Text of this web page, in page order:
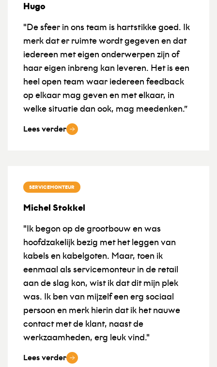
Hugo
"De sfeer in ons team is hartstikke goed. Ik
merk dat er ruimte wordt gegeven en dat
iedereen met eigen onderwerpen zijn of
haar eigen inbreng kan leveren. Het is een
heel open team waar iedereen feedback
op elkaar mag geven en met elkaar, in
welke situatie dan ook, mag meedenken.”
Lees verder
SERVICEMONTEUR
Michel Stokkel
"Ik begon op de grootbouw en was
hoofdzakelijk bezig met het leggen van
kabels en kabelgoten. Maar, toen ik
eenmaal als servicemonteur in de retail
aan de slag kon, wist ik dat dit mijn plek
was. Ik ben van mijzelf een erg sociaal
persoon en merk hierin dat ik het nauwe
contact met de klant, naast de
werkzaamheden, erg leuk vind."
Lees verder